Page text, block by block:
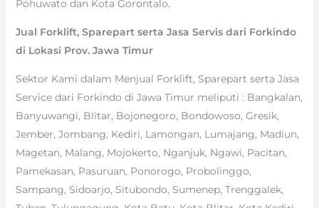
Pohuwato dan Kota Gorontalo.
Jual Forklift, Sparepart serta Jasa Servis dari Forkindo
di Lokasi Prov. Jawa Timur
Sektor Kami dalam Menjual Forklift, Sparepart serta Jasa
Service dari Forkindo di Jawa Timur meliputi : Bangkalan,
Banyuwangi, Blitar, Bojonegoro, Bondowoso, Gresik,
Jember, Jombang, Kediri, Lamongan, Lumajang, Madiun,
Magetan, Malang, Mojokerto, Nganjuk, Ngawi, Pacitan,
Pamekasan, Pasuruan, Ponorogo, Probolinggo,
Sampang, Sidoarjo, Situbondo, Sumenep, Trenggalek,